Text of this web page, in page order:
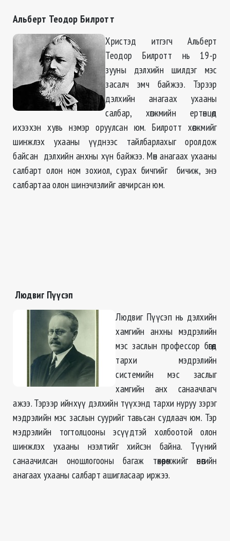
Альберт Теодор Билротт
Христэд итгэгч Альберт
Теодор Билротт нь 19-р
зууны дэлхийн шилдэг мэс
засалч эмч байжээ. Тэрээр
дэлхийн анагаах ухааны
салбар, хөгжмийн ертөнцөд
ихээхэн хувь нэмэр оруулсан юм. Билротт хөгжмийг
шинжлэх ухааны үүднээс тайлбарлахыг оролдож
байсан дэлхийн анхны хүн байжээ. Мөн анагаах ухааны
салбарт олон ном зохиол, сурах бичгийг бичиж, энэ
салбартаа олон шинэчлэлийг авчирсан юм.
Людвиг Пүүсэп
Людвиг Пүүсэп нь дэлхийн
хамгийн анхны мэдрэлийн
мэс заслын профессор бөгөөд
тархи мэдрэлийн
системийн мэс заслыг
хамгийн анх санаачлагч
ажээ. Тэрээр ийнхүү дэлхийн түүхэнд тархи нуруу зэрэг
мэдрэлийн мэс заслын суурийг тавьсан судлаач юм. Тэр
мэдрэлийн тогтолцооны эсүүдтэй холбоотой олон
шинжлэх ухааны нээлтийг хийсэн байна. Түүний
санаачилсан оношлогооны багаж төхөөрөмжийг өнөөгийн
анагаах ухааны салбарт ашигласаар иржээ.